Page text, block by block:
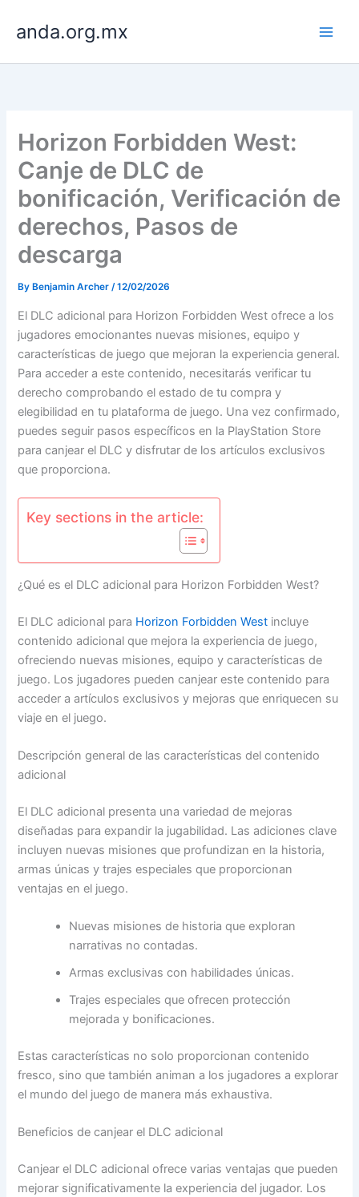
anda.org.mx
Horizon Forbidden West:
Canje de DLC de
bonificación, Verificación de
derechos, Pasos de
descarga
By Benjamin Archer/12/02/2026
El DLC adicional para Horizon Forbidden West ofrece a los
jugadores emocionantes nuevas misiones, equipo y
características de juego que mejoran la experiencia general.
Para acceder a este contenido, necesitarás verificar tu
derecho comprobando el estado de tu compra y
elegibilidad en tu plataforma de juego. Una vez confirmado,
puedes seguir pasos específicos en la PlayStation Store
para canjear el DLC y disfrutar de los artículos exclusivos
que proporciona.
Key sections in the article:
¿Qué es el DLC adicional para Horizon Forbidden West?
El DLC adicional para Horizon Forbidden West incluye
contenido adicional que mejora la experiencia de juego,
ofreciendo nuevas misiones, equipo y características de
juego. Los jugadores pueden canjear este contenido para
acceder a artículos exclusivos y mejoras que enriquecen su
viaje en el juego.
Descripción general de las características del contenido
adicional
El DLC adicional presenta una variedad de mejoras
diseñadas para expandir la jugabilidad. Las adiciones clave
incluyen nuevas misiones que profundizan en la historia,
armas únicas y trajes especiales que proporcionan
ventajas en el juego.
Nuevas misiones de historia que exploran
narrativas no contadas.
Armas exclusivas con habilidades únicas.
Trajes especiales que ofrecen protección
mejorada y bonificaciones.
Estas características no solo proporcionan contenido
fresco, sino que también animan a los jugadores a explorar
el mundo del juego de manera más exhaustiva.
Beneficios de canjear el DLC adicional
Canjear el DLC adicional ofrece varias ventajas que pueden
mejorar significativamente la experiencia del jugador. Los